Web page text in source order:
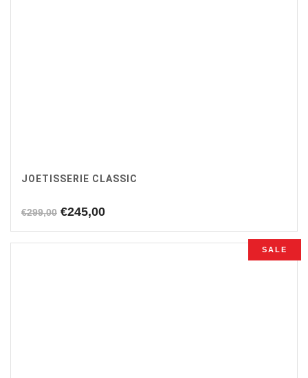
JOETISSERIE CLASSIC
€299,00 Oorspronkelijke
was:
€245,00Huidige
is:
SALE